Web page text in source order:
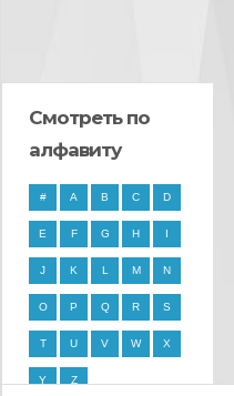
Смотреть по
алфавиту
# A B C D
E F G H I
J K L M N
O P Q R S
T U V W X
Y Z